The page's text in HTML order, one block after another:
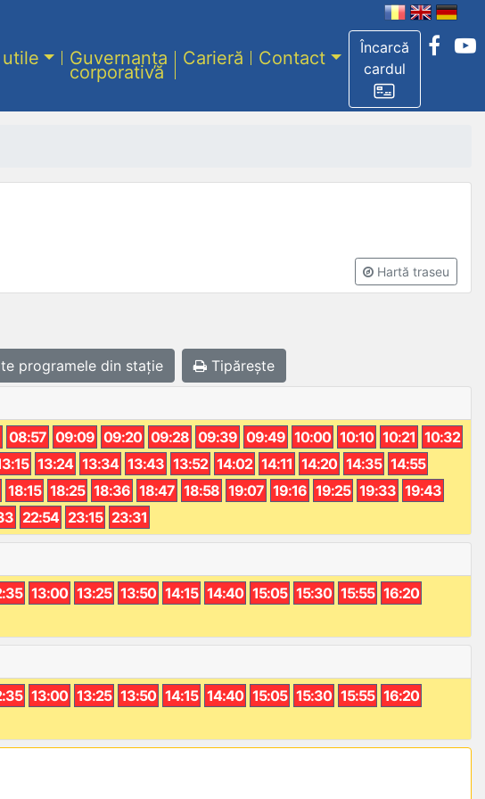
Încarcă
cardul
Guvernanța
corporativă
Carieră Contact
Hartă traseu
programele din stație Tipărește
08:57 09:09 09:20 09:28 09:39 09:49 10:00 10:10 10:21 10:32
13:24 13:34 13:43 13:52 14:02 14:11 14:20 14:35 14:55
18:15 18:25 18:36 18:47 18:58 19:07 19:16 19:25 19:33 19:43
22:54 23:15 23:31
13:00 13:25 13:50 14:15 14:40 15:05 15:30 15:55 16:20
13:00 13:25 13:50 14:15 14:40 15:05 15:30 15:55 16:20